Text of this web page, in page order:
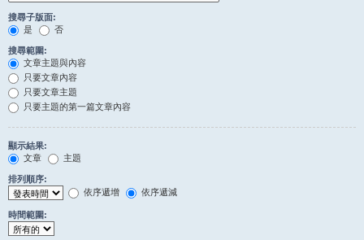
搜尋子版面:
是
否
搜尋範圍:
文章主題與內容
只要文章內容
只要文章主題
只要主題的第一篇文章內容
顯示結果:
文章
主題
排列順序:
依序遞增
依序遞減
時間範圍: